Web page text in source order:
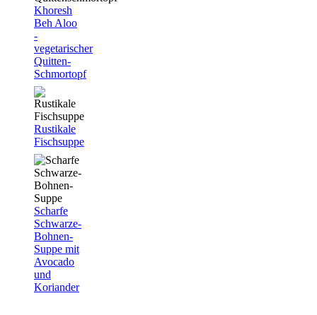
Khoresh
Beh Aloo
-
vegetarischer
Quitten-
Schmortopf
Rustikale
Fischsuppe
Scharfe
Schwarze-
Bohnen-
Suppe mit
Avocado
und
Koriander